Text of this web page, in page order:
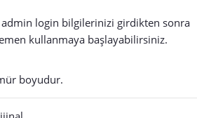
login bilgilerinizi girdikten sonra
kullanmaya başlayabilirsiniz.
boyudur.